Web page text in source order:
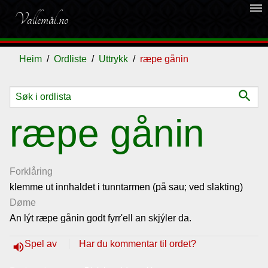
Vallemål.no
dehaze
Heim Ordliste Uttrykk ræpe gånin
search
ræpe gånin
Forklåring
klemme ut innhaldet i tunntarmen (på sau; ved slakting)
Døme
An lýt ræpe gånin godt fyrr'ell an skjýler da.
volume_upSpel av Har du kommentar til ordet?
Ordliste
Om
vallemålet
Gjestebok
Nyhende